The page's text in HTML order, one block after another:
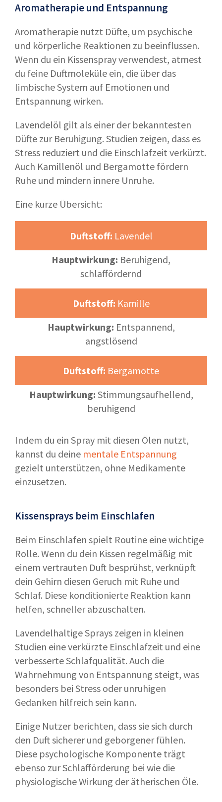
Aromatherapie und Entspannung
Aromatherapie nutzt Düfte, um psychische
und körperliche Reaktionen zu beeinflussen.
Wenn du ein Kissenspray verwendest, atmest
du feine Duftmoleküle ein, die über das
limbische System auf Emotionen und
Entspannung wirken.
Lavendelöl gilt als einer der bekanntesten
Düfte zur Beruhigung. Studien zeigen, dass es
Stress reduziert und die Einschlafzeit verkürzt.
Auch Kamillenöl und Bergamotte fördern
Ruhe und mindern innere Unruhe.
Eine kurze Übersicht:
Duftstoff: Lavendel
Hauptwirkung: Beruhigend,
schlaffördernd
Duftstoff: Kamille
Hauptwirkung: Entspannend,
angstlösend
Duftstoff: Bergamotte
Hauptwirkung: Stimmungsaufhellend,
beruhigend
Indem du ein Spray mit diesen Ölen nutzt,
kannst du deine mentale Entspannung
gezielt unterstützen, ohne Medikamente
einzusetzen.
Kissensprays beim Einschlafen
Beim Einschlafen spielt Routine eine wichtige
Rolle. Wenn du dein Kissen regelmäßig mit
einem vertrauten Duft besprühst, verknüpft
dein Gehirn diesen Geruch mit Ruhe und
Schlaf. Diese konditionierte Reaktion kann
helfen, schneller abzuschalten.
Lavendelhaltige Sprays zeigen in kleinen
Studien eine verkürzte Einschlafzeit und eine
verbesserte Schlafqualität. Auch die
Wahrnehmung von Entspannung steigt, was
besonders bei Stress oder unruhigen
Gedanken hilfreich sein kann.
Einige Nutzer berichten, dass sie sich durch
den Duft sicherer und geborgener fühlen.
Diese psychologische Komponente trägt
ebenso zur Schlafförderung bei wie die
physiologische Wirkung der ätherischen Öle.